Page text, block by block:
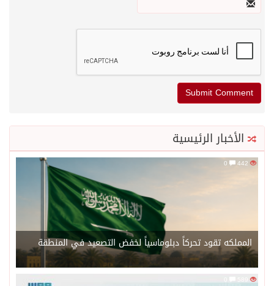
الأخبار الرئيسية
المملكه تقود تحركاً دبلوماسياً لخفض التصعيد في المنطقة
589